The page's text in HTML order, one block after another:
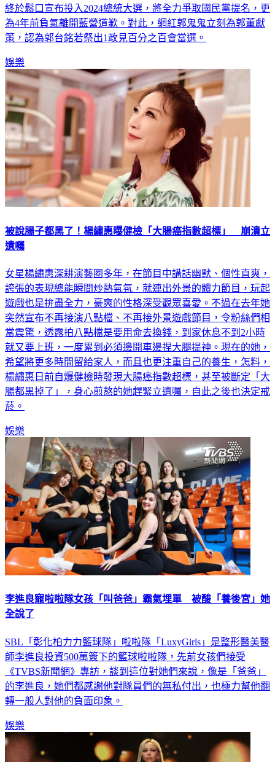
終於鬆口宣布投入2024總統大選，將全力爭取國民黨提名，更
為4年前負氣離開藍營道歉。對此，網紅郭鬼鬼立刻為郭董獻
策，認為郭台銘若祭出1政見百分之百會當選。
娛樂
被說腸子都黑了！楊繡惠曝健檢「大腸癌指數超標」 崩潰立
遺囑
女星楊繡惠深耕演藝圈多年，在節目中講話幽默、個性直爽，
誇張的表現總能瞬間炒熱氣氛，就連出外景的體力節目，玩起
遊戲也是拚盡全力，豪爽的性格深受觀眾喜愛。不過在去年她
突然宣布不再接演八點檔、不再接外景遊戲節目，令粉絲們相
當震驚，透露拍八點檔是要用命去換錢，到家休息不到2小時
就又要上班，一度累到必須邊開車邊捏大腿提神。現在的她，
希望將更多時間留給家人，而且也更注重自己的養生，怎料，
楊繡惠日前自爆健檢時發現大腸癌指數超標，甚至被斷定「大
腸都黑掉了」，身心煎熬的她趕緊立遺囑，自此之後也決定戒
菸。
娛樂
李進良寵啦啦隊女孩「叫爸爸」霸氣埋單 被酸「養後宮」她
全說了
SBL「彰化柏力力籃球隊」啦啦隊「LuxyGirls」是整形醫美醫
師李進良投資500萬簽下的籃球啦啦隊，先前女孩們接受
《TVBS新聞網》專訪，談到這位對她們來說，像是「爸爸」
的李進良，她們都感謝他對隊員們的無私付出，也極力幫他翻
轉一般人對他的負面印象。
娛樂